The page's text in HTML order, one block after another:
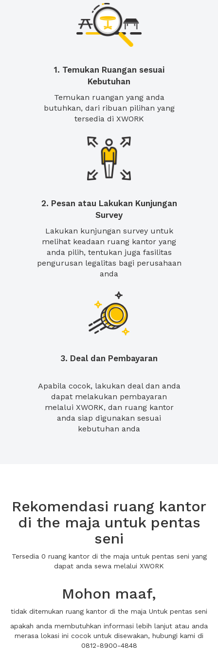
1. Temukan Ruangan sesuai
Kebutuhan
Temukan ruangan yang anda
butuhkan, dari ribuan pilihan yang
tersedia di XWORK
2. Pesan atau Lakukan Kunjungan
Survey
Lakukan kunjungan survey untuk
melihat keadaan ruang kantor yang
anda pilih, tentukan juga fasilitas
pengurusan legalitas bagi perusahaan
anda
3. Deal dan Pembayaran
Apabila cocok, lakukan deal dan anda
dapat melakukan pembayaran
melalui XWORK, dan ruang kantor
anda siap digunakan sesuai
kebutuhan anda
Rekomendasi ruang kantor
di the maja untuk pentas
seni
Tersedia 0 ruang kantor di the maja untuk pentas seni yang
dapat anda sewa melalui XWORK
Mohon maaf,
tidak ditemukan ruang kantor di the maja Untuk pentas seni
apakah anda membutuhkan informasi lebih lanjut atau anda
merasa lokasi ini cocok untuk disewakan, hubungi kami di
0812-8900-4848